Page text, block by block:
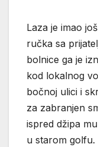
Laza je imao
ručka sa
bolnice ga je
kod lokalnog
bočnoj ulici i
za zabranjen
ispred džipa
u starom golfu.